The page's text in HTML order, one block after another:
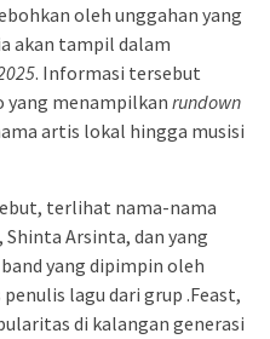
oleh unggahan yang
akan tampil dalam
. Informasi tersebut
yang menampilkan rundown
artis lokal hingga musisi
terlihat nama-nama
Arsinta, dan yang
yang dipimpin oleh
lagu dari grup .Feast,
di kalangan generasi